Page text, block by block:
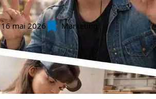
16 mai 2026 Marketing